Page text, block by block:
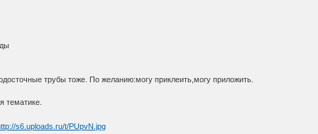
трубы тоже. По желанию:могу приклеить,могу приложить.
тематике.